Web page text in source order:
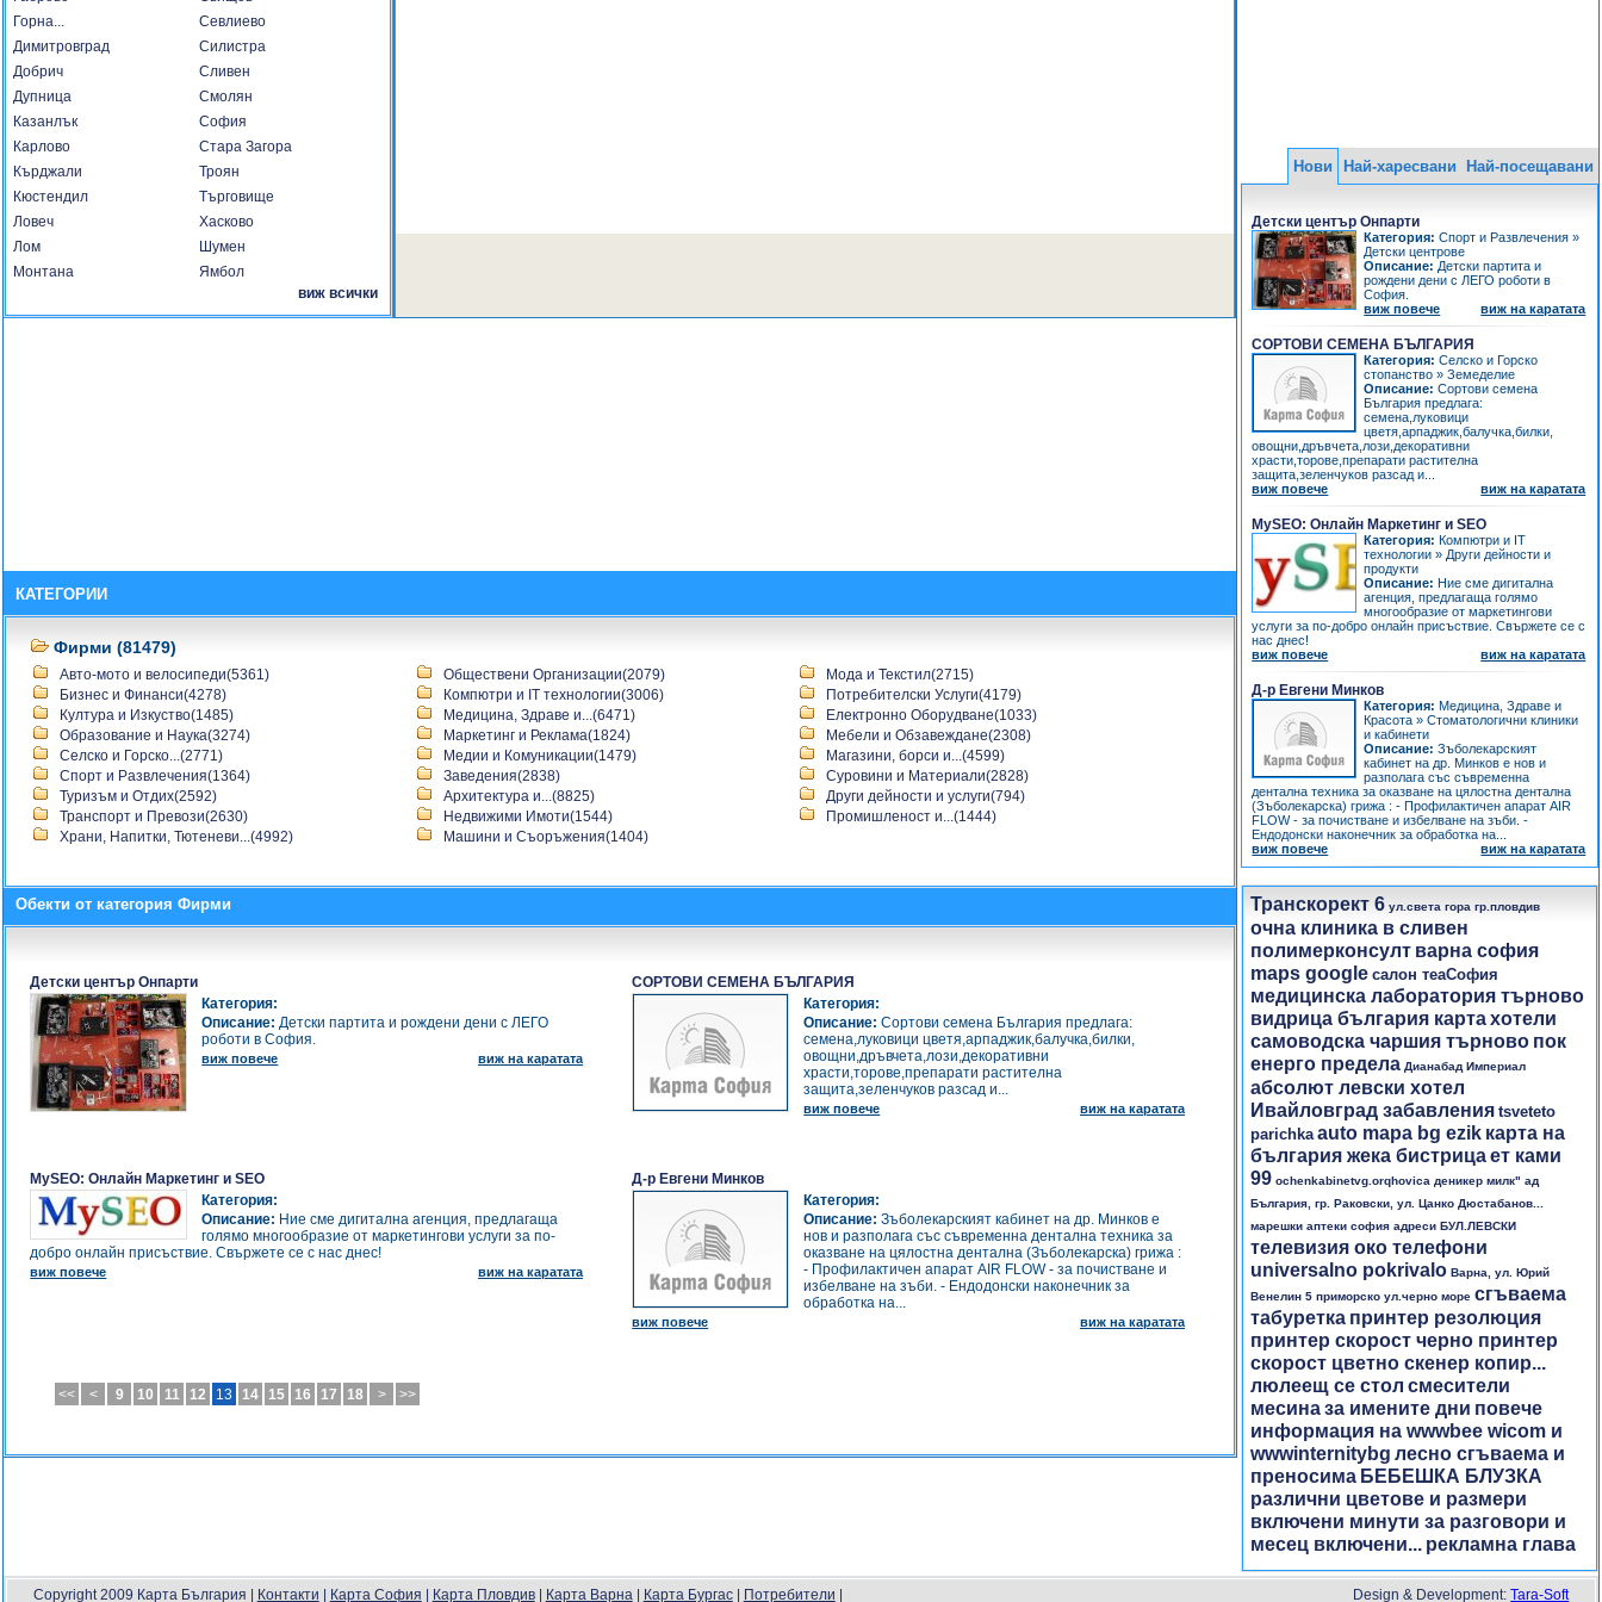
Горна...
Димитровград
Добрич
Дупница
Казанлък
Карлово
Кърджали
Кюстендил
Ловеч
Лом
Монтана
Севлиево
Силистра
Сливен
Смолян
София
Стара Загора
Троян
Търговище
Хасково
Шумен
Ямбол
виж всички
КАТЕГОРИИ
Фирми (81479)
Авто-мото и велосипеди(5361)
Бизнес и Финанси(4278)
Култура и Изкуство(1485)
Образование и Наука(3274)
Селско и Горско...(2771)
Спорт и Развлечения(1364)
Туризъм и Отдих(2592)
Транспорт и Превози(2630)
Храни, Напитки, Тютеневи...(4992)
Обществени Организации(2079)
Компютри и IT технологии(3006)
Медицина, Здраве и...(6471)
Маркетинг и Реклама(1824)
Медии и Комуникации(1479)
Заведения(2838)
Архитектура и...(8825)
Недвижими Имоти(1544)
Машини и Съоръжения(1404)
Мода и Текстил(2715)
Потребителски Услуги(4179)
Електронно Оборудване(1033)
Мебели и Обзавеждане(2308)
Магазини, борси и...(4599)
Суровини и Материали(2828)
Други дейности и услуги(794)
Промишленост и...(1444)
Обекти от категория Фирми
Детски център Онпарти
Категория:
Описание: Детски партита и рождени дени с ЛЕГО
роботи в София.
виж повече виж на каратата
СОРТОВИ СЕМЕНА БЪЛГАРИЯ
Категория:
Описание: Сортови семена България предлага:
семена,луковици цветя,арпаджик,балучка,билки,
овощни,дръвчета,лози,декоративни
храсти,торове,препарати растителна
защита,зеленчуков разсад и...
виж повече виж на каратата
MySEO: Онлайн Маркетинг и SEO
Категория:
Описание: Ние сме дигитална агенция, предлагаща
голямо многообразие от маркетингови услуги за по-
добро онлайн присъствие. Свържете се с нас днес!
виж повече виж на каратата
Д-р Евгени Минков
Категория:
Описание: Зъболекарският кабинет на др. Минков е
нов и разполага със съвременна дентална техника за
оказване на цялостна дентална (Зъболекарска) грижа :
- Профилактичен апарат AIR FLOW - за почистване и
избелване на зъби. - Ендодонски наконечник за
обработка на...
виж повече виж на каратата
<< < 9 10 11 12 13 14 15 16 17 18 > >>
Нови Най-харесвани Най-посещавани
Детски център Онпарти
Категория: Спорт и Развлечения »
Детски центрове
Описание: Детски партита и
рождени дени с ЛЕГО роботи в
София.
виж повече
виж на каратата
СОРТОВИ СЕМЕНА БЪЛГАРИЯ
Категория: Селско и Горско
стопанство »Земеделие
Описание: Сортови семена
България предлага:
семена,луковици
цветя,арпаджик,балучка,билки,
овощни,дръвчета,лози,декоративни
храсти,торове,препарати растителна
защита,зеленчуков разсад и...
виж повече
виж на каратата
MySEO: Онлайн Маркетинг и SEO
Категория: Компютри и IT
технологии » Други дейности и
продукти
Описание: Ние сме дигитална
агенция, предлагаща голямо
многообразие от маркетингови
услуги за по-добро онлайн присъствие. Свържете се с
нас днес!
виж повече
виж на каратата
Д-р Евгени Минков
Категория: Медицина, Здраве и
Красота »Стоматологични клиники
и кабинети
Описание: Зъболекарският
кабинет на др. Минков е нов и
разполага със съвременна
дентална техника за оказване на цялостна дентална
(Зъболекарска) грижа : - Профилактичен апарат AIR
FLOW - за почистване и избелване на зъби. -
Ендодонски наконечник за обработка на...
виж повече
виж на каратата
Транскорект 6 ул.света гора гр.пловдив
очна клиника в сливен
полимерконсулт варна софия
maps google салон теаСофия
медицинска лаборатория търново
видрица българия картахотели
самоводска чаршия търново пок
енерго предела Дианабад Империал
абсолют левски хотел
Ивайловград забавления tsveteto
parichka auto mapa bg ezik карта на
българия жека бистрицает ками
99 ochenkabinetvg.orqhovica деникер милк" ад
България, гр. Раковски, ул. Цанко Дюстабанов...
марешки аптеки софия адреси БУЛ.ЛЕВСКИ
телевизия око телефони
universalno pokrivalo Варна, ул. Юрий
Венелин 5 приморско ул.черно море сгъваема
табуретка принтер резолюция
принтер скорост черно принтер
скорост цветно скенер копир...
люлеещ се стол смесители
месиназа имените дни повече
информация на wwwbee wicom и
wwwinternitybg лесно сгъваема и
преносима БЕБЕШКА БЛУЗКА
различни цветове и размери
включени минути за разговори и
месец включени... рекламна глава
Copyright 2009 Карта България | Контакти | Карта София | Карта Пловдив| Карта Варна| Карта Бургас| Потребители | Design & Development:Tara-Soft